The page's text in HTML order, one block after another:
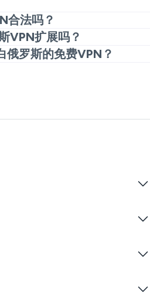
合法吗？
规定的，因此您需要在使用
。
VPN扩展吗？
始，享受快速和免费的白俄罗
俄罗斯的免费VPN？